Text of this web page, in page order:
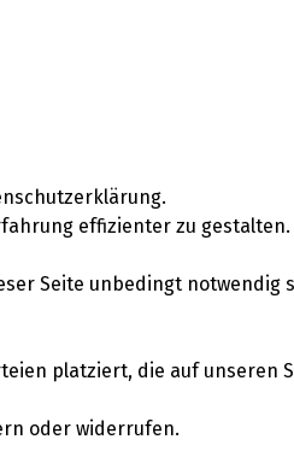
effizienter zu gestalten.
Seite unbedingt notwendig
platziert, die auf unseren
oder widerrufen.